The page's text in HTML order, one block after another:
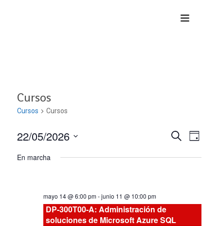
Cursos
Cursos Cursos
de
y
BUSCAR
de
DÍA
22/05/2026
fecha.
En marcha
mayo 14 @ 6:00 pm-junio 11 @ 10:00 pm
DP-300T00-A: Administración de
soluciones de Microsoft Azure SQL